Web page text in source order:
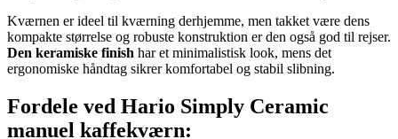
Kværnen er ideel til kværning derhjemme, men takket være dens
kompakte størrelse og robuste konstruktion er den også god til rejser.
Den keramiske finish har et minimalistisk look, mens det
ergonomiske håndtag sikrer komfortabel og stabil slibning.
Fordele ved Hario Simply Ceramic
manuel kaffekværn: